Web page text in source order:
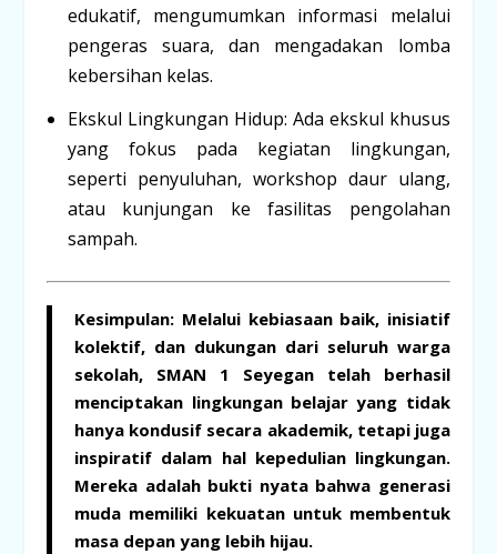
edukatif, mengumumkan informasi melalui
pengeras suara, dan mengadakan lomba
kebersihan kelas.
Ekskul Lingkungan Hidup: Ada ekskul khusus
yang fokus pada kegiatan lingkungan,
seperti penyuluhan, workshop daur ulang,
atau kunjungan ke fasilitas pengolahan
sampah.
Kesimpulan: Melalui kebiasaan baik, inisiatif
kolektif, dan dukungan dari seluruh warga
sekolah, SMAN 1 Seyegan telah berhasil
menciptakan lingkungan belajar yang tidak
hanya kondusif secara akademik, tetapi juga
inspiratif dalam hal kepedulian lingkungan.
Mereka adalah bukti nyata bahwa generasi
muda memiliki kekuatan untuk membentuk
masa depan yang lebih hijau.